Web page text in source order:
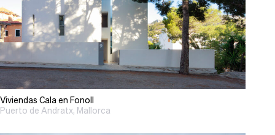
Viviendas Cala en Fonoll
Puerto de Andratx, Mallorca